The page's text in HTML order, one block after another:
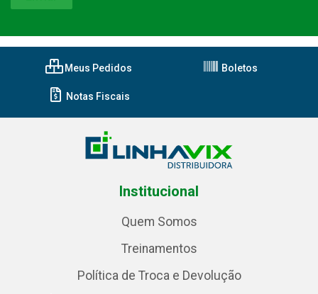
Meus Pedidos Boletos
Notas Fiscais
Institucional
Quem Somos
Treinamentos
Política de Troca e Devolução